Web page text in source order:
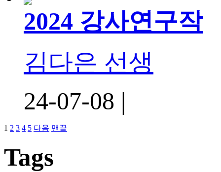
2024 강사연구작
김다은 선생
24-07-08 |
1 2 3 4 5 다음 맨끝
Tags